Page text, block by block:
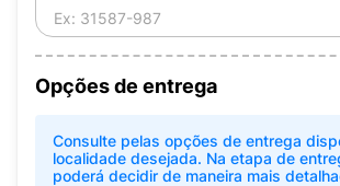
Opções de entrega
Consulte pelas opções de entrega
localidade desejada. Na etapa de
poderá decidir de maneira mais